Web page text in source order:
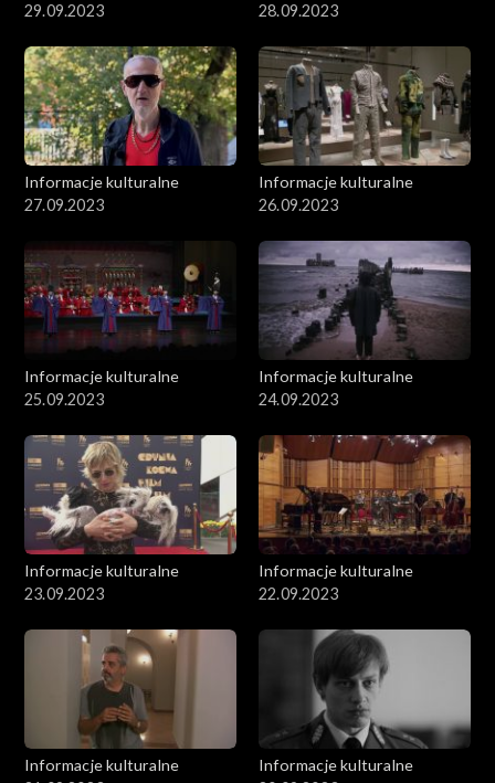
29.09.2023
28.09.2023
Informacje kulturalne
27.09.2023
Informacje kulturalne
26.09.2023
Informacje kulturalne
25.09.2023
Informacje kulturalne
24.09.2023
Informacje kulturalne
23.09.2023
Informacje kulturalne
22.09.2023
Informacje kulturalne
Informacje kulturalne